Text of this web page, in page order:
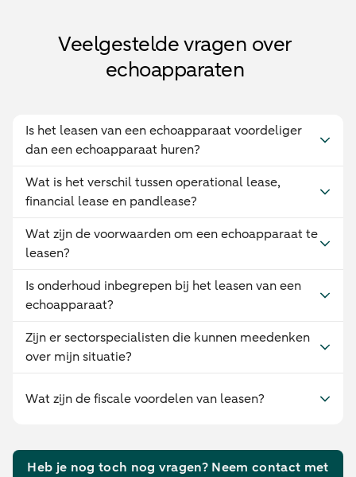
Veelgestelde vragen over
echoapparaten
Is het leasen van een echoapparaat voordeliger
dan een echoapparaat huren?
Wat is het verschil tussen operational lease,
financial lease en pandlease?
Wat zijn de voorwaarden om een echoapparaat te
leasen?
Is onderhoud inbegrepen bij het leasen van een
echoapparaat?
Zijn er sectorspecialisten die kunnen meedenken
over mijn situatie?
Wat zijn de fiscale voordelen van leasen?
Heb je nog toch nog vragen? Neem contact met